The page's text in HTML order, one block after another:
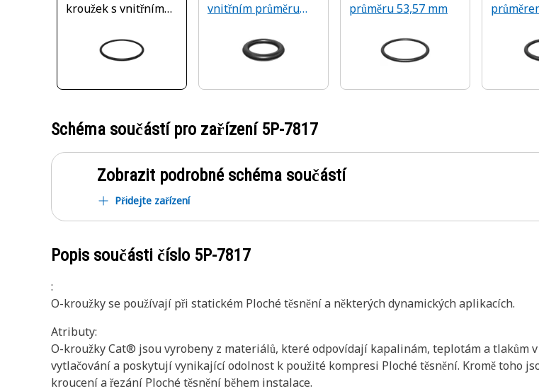
kroužek s vnitřním
vnitřním průměru
průměru 53,57 mm
Schéma součástí pro zařízení 5P-7817
Zobrazit podrobné schéma součástí
Přidejte zařízení
Popis součásti číslo 5P-7817
:
O-kroužky se používají při statickém Ploché těsnění a některých dynamických aplikacích.
Atributy:
O-kroužky Cat® jsou vyrobeny z materiálů, které odpovídají kapalinám, teplotám a tlakům
vytlačování a poskytují vynikající odolnost k použité kompresi Ploché těsnění. Kromě toho
kroucení a řezání Ploché těsnění během instalace.